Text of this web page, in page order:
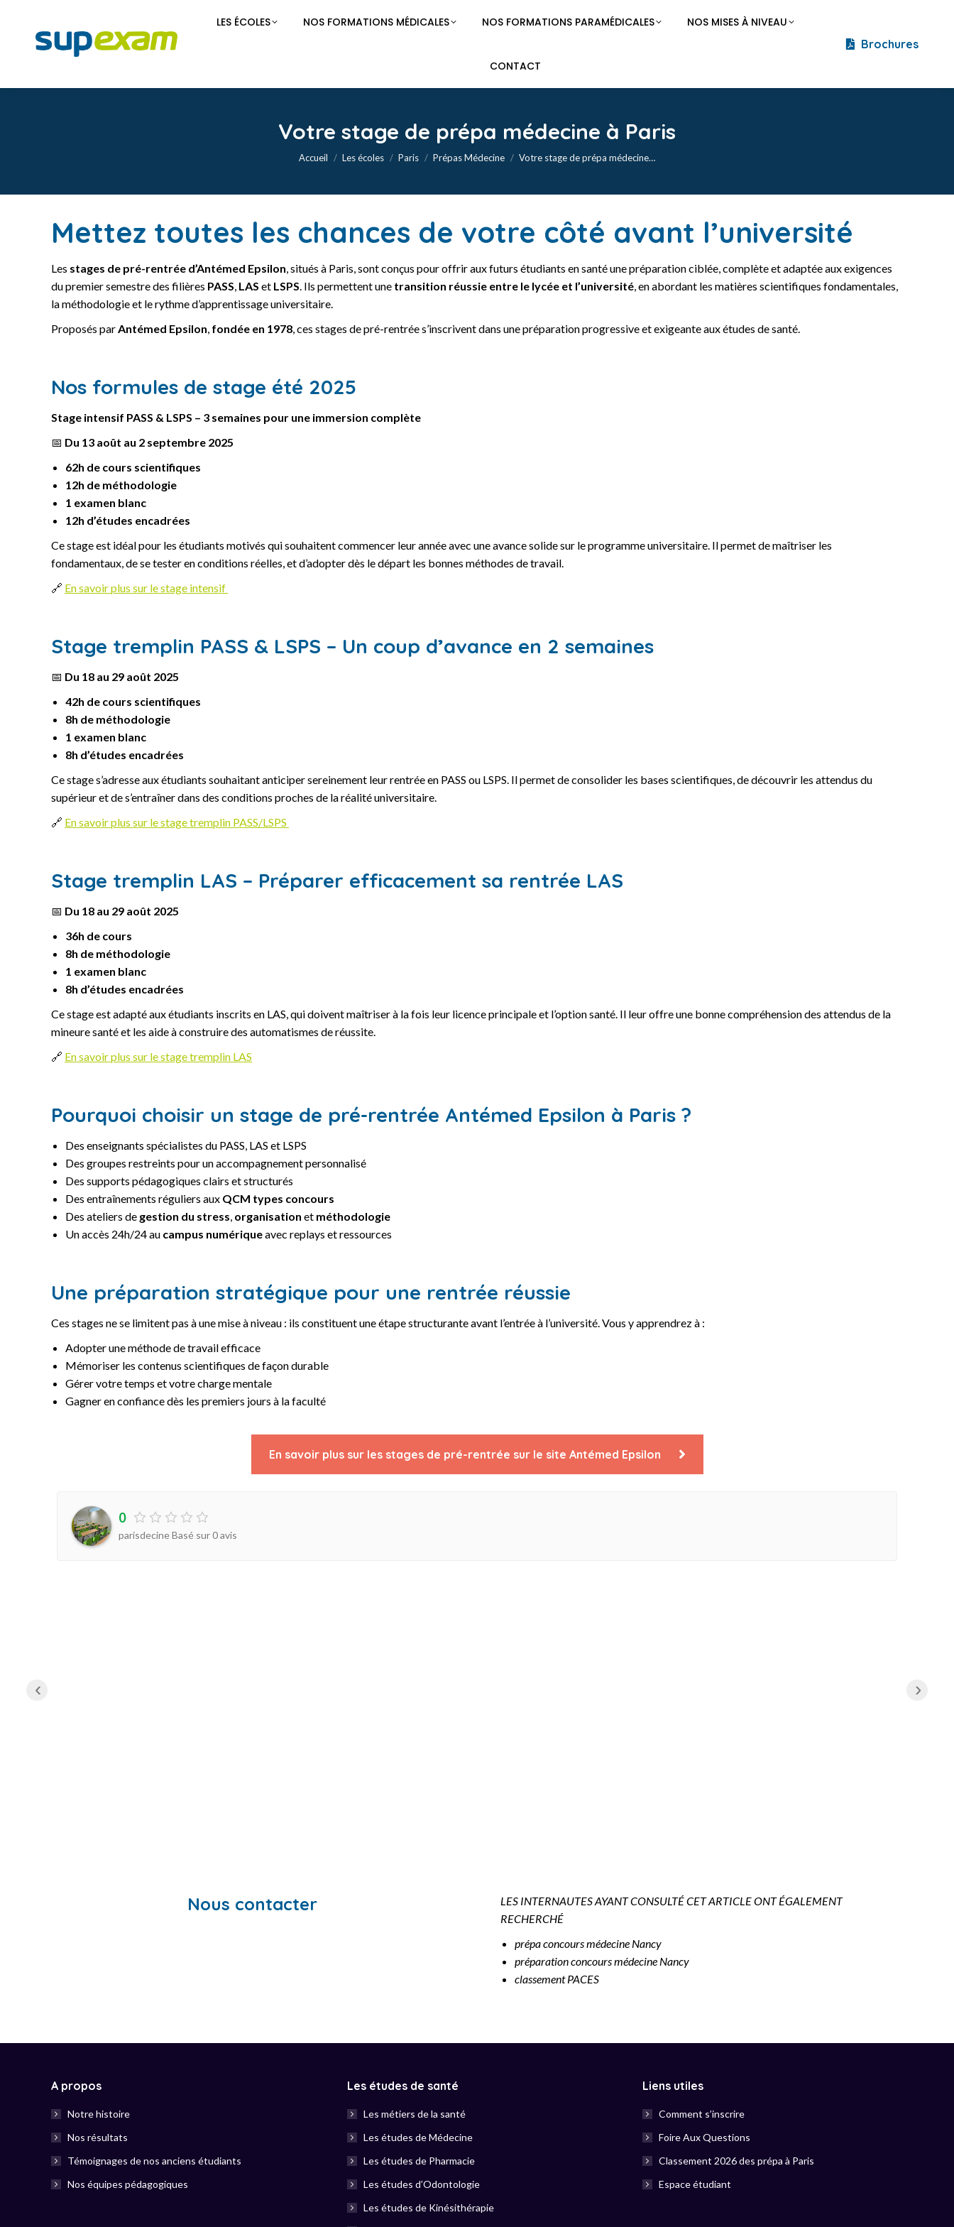
LES ÉCOLES NOS FORMATIONS MÉDICALES NOS FORMATIONS PARAMÉDICALES NOS MISES À NIVEAU
CONTACT
Brochures
Votre stage de prépa médecine à Paris
Vous êtes ici :
Accueil Les écoles Paris Prépas Médecine Votre stage de prépa médecine…
Mettez toutes les chances de votre côté avant l’université
Les stages de pré-rentrée d’Antémed Epsilon, situés à Paris, sont conçus pour offrir aux futurs étudiants en santé une préparation ciblée, complète et adaptée aux exigences
du premier semestre des filières PASS, LAS et LSPS. Ils permettent une transition réussie entre le lycée et l’université, en abordant les matières scientifiques fondamentales,
la méthodologie et le rythme d’apprentissage universitaire.
Proposés parAntémed Epsilon, fondée en 1978, ces stages de pré-rentrée s’inscrivent dans une préparation progressive et exigeante aux études de santé.
Nos formules de stage été 2025
Stage intensif PASS & LSPS – 3 semaines pour une immersion complète
📅 Du 13 août au 2 septembre 2025
62h de cours scientifiques
12h de méthodologie
1 examen blanc
12h d’études encadrées
Ce stage est idéal pour les étudiants motivés qui souhaitent commencer leur année avec une avance solide sur le programme universitaire. Il permet de maîtriser les
fondamentaux, de se tester en conditions réelles, et d’adopter dès le départ les bonnes méthodes de travail.
🔗 En savoir plus sur le stage intensif
Stage tremplin PASS & LSPS – Un coup d’avance en 2 semaines
📅 Du 18 au 29 août 2025
42h de cours scientifiques
8h de méthodologie
1 examen blanc
8h d’études encadrées
Ce stage s’adresse aux étudiants souhaitant anticiper sereinement leur rentrée en PASS ou LSPS. Il permet de consolider les bases scientifiques, de découvrir les attendus du
supérieur et de s’entraîner dans des conditions proches de la réalité universitaire.
🔗 En savoir plus sur le stage tremplin PASS/LSPS
Stage tremplin LAS – Préparer efficacement sa rentrée LAS
📅 Du 18 au 29 août 2025
36h de cours
8h de méthodologie
1 examen blanc
8h d’études encadrées
Ce stage est adapté aux étudiants inscrits en LAS, qui doivent maîtriser à la fois leur licence principale et l’option santé. Il leur offre une bonne compréhension des attendus de la
mineure santé et les aide à construire des automatismes de réussite.
🔗 En savoir plus sur le stage tremplin LAS
Pourquoi choisir un stage de pré-rentrée Antémed Epsilon à Paris ?
Des enseignants spécialistes du PASS, LAS et LSPS
Des groupes restreints pour un accompagnement personnalisé
Des supports pédagogiques clairs et structurés
Des entraînements réguliers aux QCM types concours
Des ateliers de gestion du stress, organisation et méthodologie
Un accès 24h/24 au campus numériqueavec replays et ressources
Une préparation stratégique pour une rentrée réussie
Ces stages ne se limitent pas à une mise à niveau : ils constituent une étape structurante avant l’entrée à l’université. Vous y apprendrez à :
Adopter une méthode de travail efficace
Mémoriser les contenus scientifiques de façon durable
Gérer votre temps et votre charge mentale
Gagner en confiance dès les premiers jours à la faculté
En savoir plus sur les stages de pré-rentrée sur le site Antémed Epsilon
0
parisdecine Basé sur0avis
‹ ›
Nous contacter
LES INTERNAUTES AYANT CONSULTÉ CET ARTICLE ONT ÉGALEMENT
RECHERCHÉ
prépa concours médecine Nancy
préparation concours médecine Nancy
classement PACES
A propos
Notre histoire
Nos résultats
Témoignages de nos anciens étudiants
Nos équipes pédagogiques
Les études de santé
Les métiers de la santé
Les études de Médecine
Les études de Pharmacie
Les études d’Odontologie
Les études de Kinésithérapie
Liens utiles
Comment s’inscrire
Foire Aux Questions
Classement 2026 des prépa à Paris
Espace étudiant